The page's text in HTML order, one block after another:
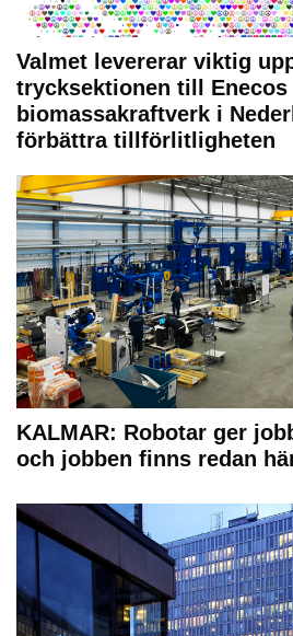
Valmet levererar viktig
trycksektionen till Enecos
biomassakraftverk i
förbättra tillförlitligheten
KALMAR: Robotar ger
och jobben finns redan